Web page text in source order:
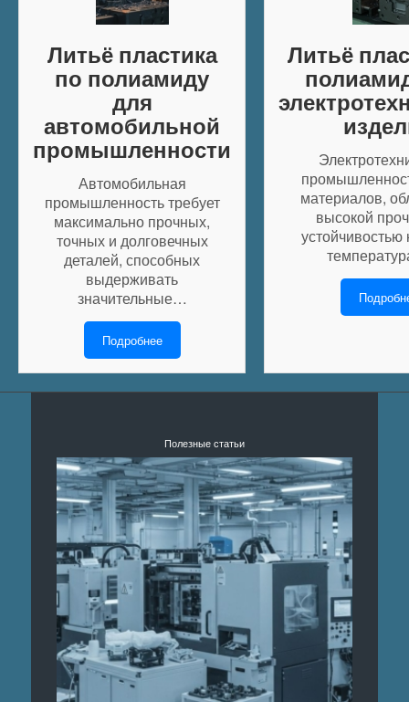
Литьё пластика
по полиамиду
для
автомобильной
промышленности
Автомобильная
промышленность требует
максимально прочных,
точных и долговечных
деталей, способных
выдерживать
значительные…
Подробнее
Литьё
материалов,
высокой
Полезные статьи